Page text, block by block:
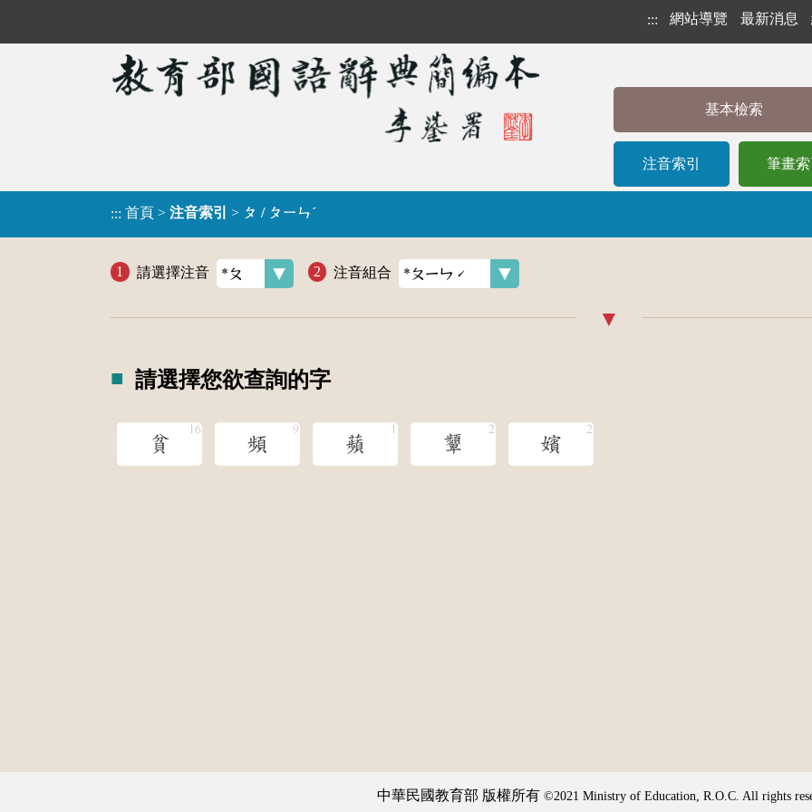
::: 網站導覽 最新消息
基本檢索
注音索引 筆畫索
::: 首頁 > 注音索引 > ㄆ / ㄆㄧㄣˊ
請選擇注音 注音組合
請選擇您欲查詢的字
貧 頻 蘋 顰 嬪
中華民國教育部 版權所有 ©2021 Ministry of Education, R.O.C. All rights